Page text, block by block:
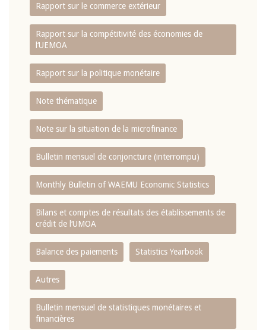
Rapport sur le commerce extérieur
Rapport sur la compétitivité des économies de
l‘UEMOA
Rapport sur la politique monétaire
Note thématique
Note sur la situation de la microfinance
Bulletin mensuel de conjoncture (interrompu)
Monthly Bulletin of WAEMU Economic Statistics
Bilans et comptes de résultats des établissements de
crédit de l‘UMOA
Balance des paiements Statistics Yearbook
Autres
Bulletin mensuel de statistiques monétaires et
financières